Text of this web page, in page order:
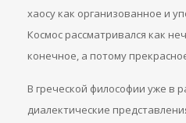
хаосу как организованное и
Космос рассматривался как
конечное, а потому
В греческой философии уже в
диалектические